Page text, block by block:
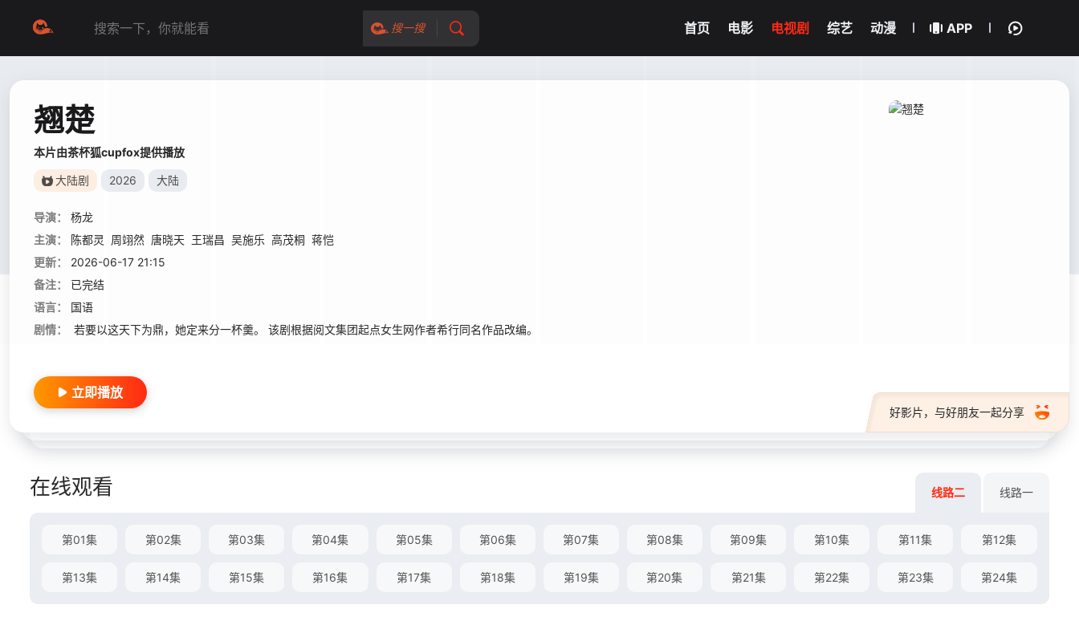
搜一搜 首页 电影 电视剧 综艺 动漫 APP
翘楚
本片由茶杯狐cupfox提供播放
大陆剧 2026 大陆
导演：
杨龙
主演：
陈都灵 周翊然 唐晓天 王瑞昌 吴施乐 高茂桐 蒋恺
更新：
2026-06-17 21:15
备注：
已完结
语言：
国语
剧情：
若要以这天下为鼎，她定来分一杯羹。 该剧根据阅文集团起点女生网作者希行同名作品改编。
好影片，与好朋友一起分享
立即播放
在线观看 线路二 线路一
第01集 第02集 第03集 第04集 第05集 第06集 第07集 第08集 第09集 第10集 第11集 第12集
第13集 第14集 第15集 第16集 第17集 第18集 第19集 第20集 第21集 第22集 第23集 第24集